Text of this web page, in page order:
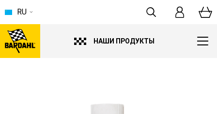
НАШИ ПРОДУКТЫ
RU